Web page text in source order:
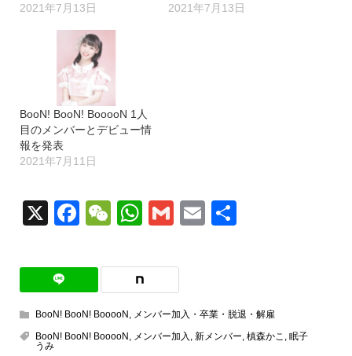
2021年7月13日
2021年7月13日
BooN! BooN! BooooN 1人
目のメンバーとデビュー情
報を発表
2021年7月11日
X Facebook
WeChat
WhatsApp
GmailEmail
BooN! BooN! BooooN , メンバー加入・卒業・脱退・解雇
BooN! BooN! BooooN , メンバー加入 , 新メンバー, 槙森かこ , 眠子
うみ